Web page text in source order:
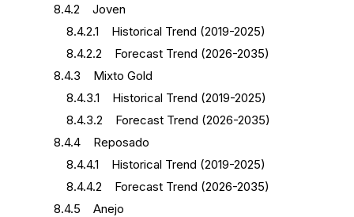
8.4.2 Joven
8.4.2.1 Historical Trend (2019-2025)
8.4.2.2 Forecast Trend (2026-2035)
8.4.3 Mixto Gold
8.4.3.1 Historical Trend (2019-2025)
8.4.3.2 Forecast Trend (2026-2035)
8.4.4 Reposado
8.4.4.1 Historical Trend (2019-2025)
8.4.4.2 Forecast Trend (2026-2035)
8.4.5 Anejo